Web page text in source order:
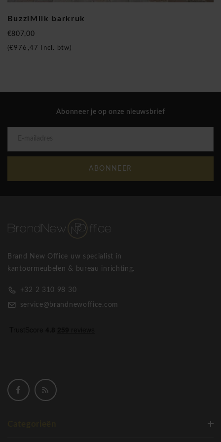
BuzziMilk barkruk
€807,00
(€976,47 Incl. btw)
Abonneer je op onze nieuwsbrief
ABONNEER
Brand New Office uw specialist in
kantoormeubelen & bureau inrichting.
+32 2 310 98 30
service@brandnewoffice.com